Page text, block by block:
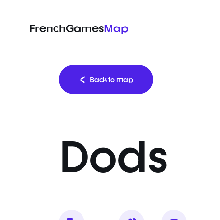
FrenchGamesMap
Back to map
Dods